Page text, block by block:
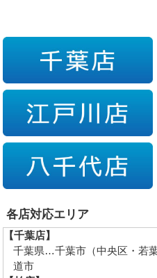
各店対応エリア
【千葉店】
千葉県…千葉市（中央区・若
道市